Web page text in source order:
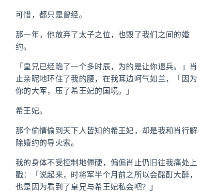
可惜，都只是曾经。
那一年，他放弃了太子之位，也毁了我们之间的婚
约。
「皇兄已经跪了一个多时辰，为的是让你退兵。」肖
止亲昵地环住了我的腰，在我耳边呵气如兰，「因为
你的大军，压了希王妃的国境。」
希王妃。
那个偷情偷到天下人皆知的希王妃，却是我和肖行解
除婚约的导火索。
我的身体不受控制地僵硬，偏偏肖止仍旧往我痛处上
戳：「说起来，时将军半个月前之所以会酩酊大醉，
也是因为看到了皇兄与希王妃私会吧？」